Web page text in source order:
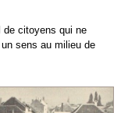
de citoyens qui ne
sens au milieu de